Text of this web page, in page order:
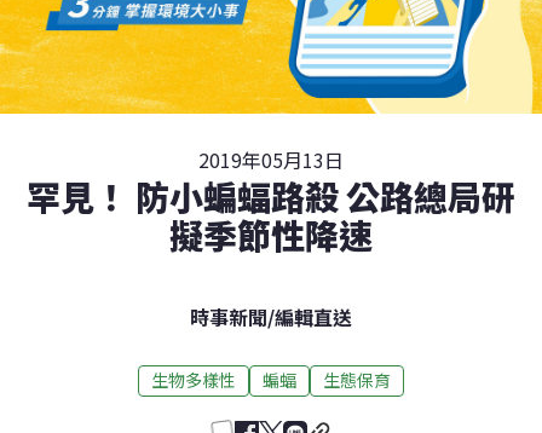
2019年05月13日
罕見！ 防小蝙蝠路殺 公路總局研
擬季節性降速
時事新聞/編輯直送
生物多樣性 蝙蝠 生態保育